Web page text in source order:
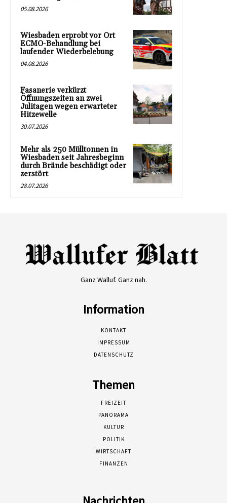
05.08.2026
Wiesbaden erprobt vor Ort
ECMO-Behandlung bei
laufender Wiederbelebung
04.08.2026
Fasanerie verkürzt
Öffnungszeiten an zwei
Julitagen wegen erwarteter
Hitzewelle
30.07.2026
Mehr als 250 Mülltonnen in
Wiesbaden seit Jahresbeginn
durch Brände beschädigt oder
zerstört
28.07.2026
Ganz Walluf. Ganz nah.
Information
KONTAKT
IMPRESSUM
DATENSCHUTZ
Themen
FREIZEIT
PANORAMA
KULTUR
POLITIK
WIRTSCHAFT
FINANZEN